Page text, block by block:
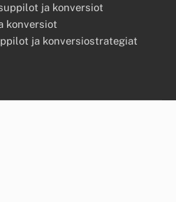
ja konversiot
konversiot
ja konversiostrategiat